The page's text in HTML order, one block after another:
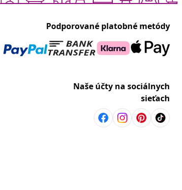
Podporované platobné metódy
Naše účty na sociálnych
sieťach